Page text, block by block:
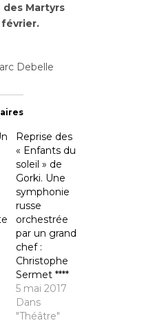
Martyrs
février.
Debelle
Reprise des
« Enfants du
soleil » de
Gorki. Une
symphonie
russe
orchestrée
par un grand
chef :
Christophe
Sermet ****
5 mai 2017
Dans
"Théâtre"